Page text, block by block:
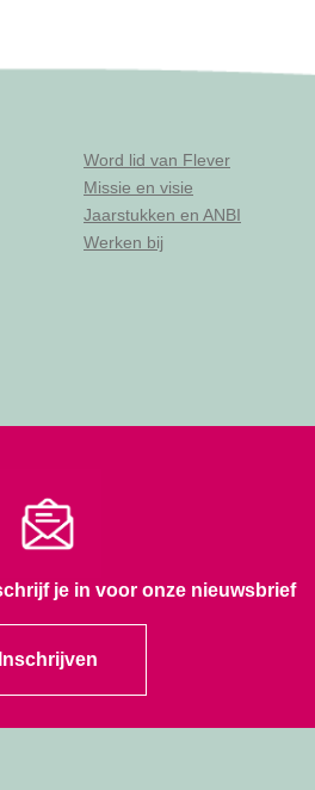
Word lid van Flever
Missie en visie
Jaarstukken en ANBI
Werken bij
je in voor onze nieuwsbrief
Inschrijven